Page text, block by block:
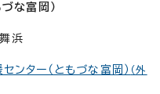
な富岡）
浜
ンター（ともづな富岡） （外